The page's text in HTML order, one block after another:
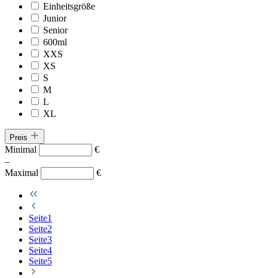
Einheitsgröße
Junior
Senior
600ml
XXS
XS
S
M
L
XL
Preis
Minimal
€
–
Maximal
€
Seite1
Seite2
Seite3
Seite4
Seite5